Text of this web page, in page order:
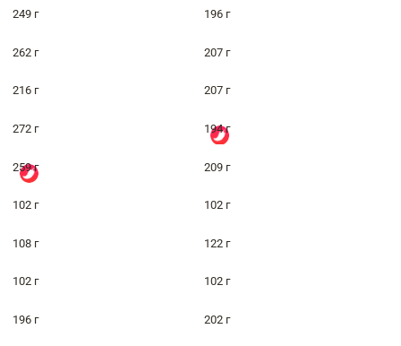
249 г 196 г
262 г 207 г
216 г 207 г
272 г 194 г
259 г 209 г
102 г 102 г
108 г 122 г
102 г 102 г
196 г 202 г